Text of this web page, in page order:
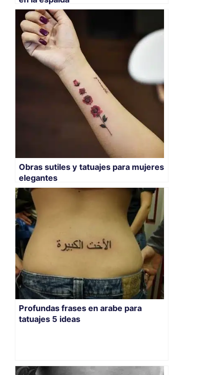
Obras sutiles y tatuajes para mujeres
elegantes
Profundas frases en arabe para
tatuajes 5 ideas